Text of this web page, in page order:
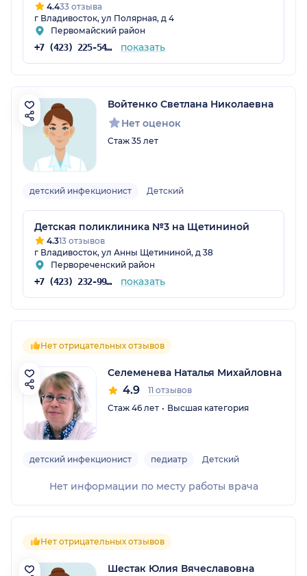
4.433 отзыва
г Владивосток, ул Полярная, д 4
Первомайский район
+7 (423) 225-54-30 показать
Войтенко Светлана Николаевна
Нет оценок
Стаж 35 лет
детский инфекционист Детский
Детская поликлиника №3 на Щетининой
4.313 отзывов
г Владивосток, ул Анны Щетининой, д 38
Первореченский район
+7 (423) 232-99-48 показать
Нет отрицательных отзывов
Селеменева Наталья Михайловна
4.9
11 отзывов
Стаж 46 лет
Высшая категория
детский инфекционист педиатр Детский
Нет информации по месту работы врача
Нет отрицательных отзывов
Шестак Юлия Вячеславовна